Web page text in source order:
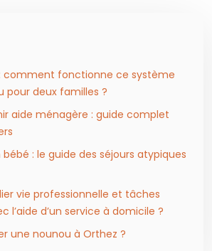
comment fonctionne ce système
pour deux familles ?
aide ménagère : guide complet
: le guide des séjours atypiques
vie professionnelle et tâches
l’aide d’un service à domicile ?
une nounou à Orthez ?